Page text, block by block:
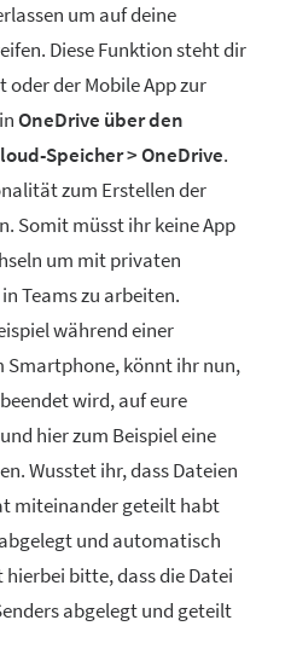
um auf deine
Diese Funktion steht dir
oder der Mobile App zur
OneDrive über den
Speicher > OneDrive.
zum Erstellen der
Somit müsst ihr keine App
um mit privaten
Teams zu arbeiten.
während einer
Smartphone, könnt ihr nun,
wird, auf eure
hier zum Beispiel eine
Wusstet ihr, dass Dateien
miteinander geteilt habt
und automatisch
bitte, dass die Datei
abgelegt und geteilt